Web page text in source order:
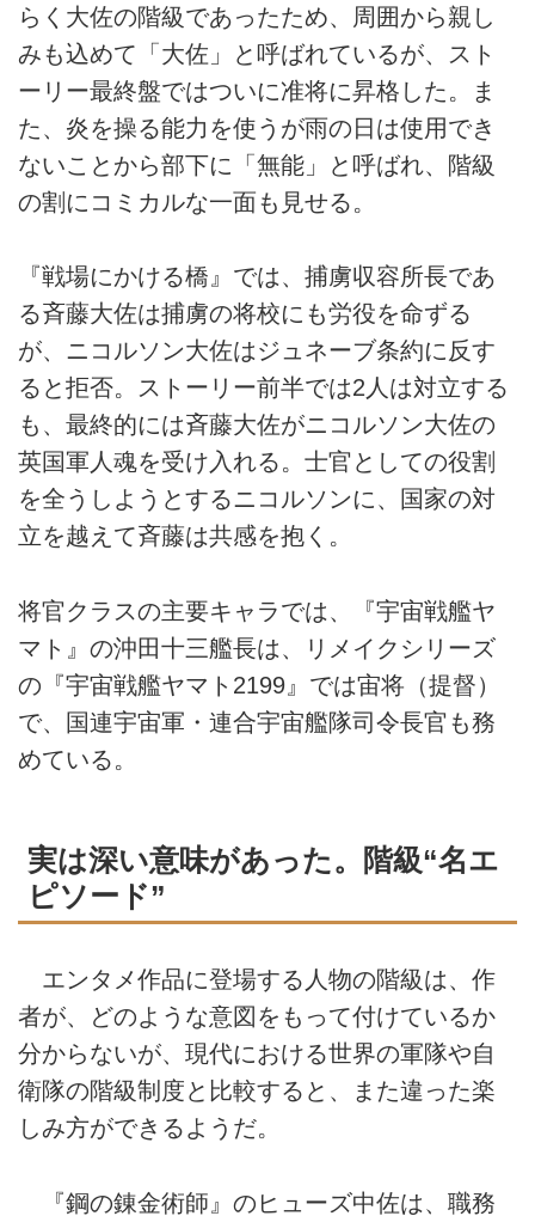
らく大佐の階級であったため、周囲から親し
みも込めて「大佐」と呼ばれているが、スト
ーリー最終盤ではついに准将に昇格した。ま
た、炎を操る能力を使うが雨の日は使用でき
ないことから部下に「無能」と呼ばれ、階級
の割にコミカルな一面も見せる。
『戦場にかける橋』では、捕虜収容所長であ
る斉藤大佐は捕虜の将校にも労役を命ずる
が、ニコルソン大佐はジュネーブ条約に反す
ると拒否。ストーリー前半では2人は対立する
も、最終的には斉藤大佐がニコルソン大佐の
英国軍人魂を受け入れる。士官としての役割
を全うしようとするニコルソンに、国家の対
立を越えて斉藤は共感を抱く。
将官クラスの主要キャラでは、『宇宙戦艦ヤ
マト』の沖田十三艦長は、リメイクシリーズ
の『宇宙戦艦ヤマト2199』では宙将（提督）
で、国連宇宙軍・連合宇宙艦隊司令長官も務
めている。
実は深い意味があった。階級“名エ
ピソード”
エンタメ作品に登場する人物の階級は、作
者が、どのような意図をもって付けているか
分からないが、現代における世界の軍隊や自
衛隊の階級制度と比較すると、また違った楽
しみ方ができるようだ。
『鋼の錬金術師』のヒューズ中佐は、職務